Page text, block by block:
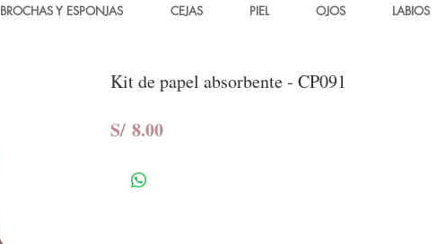
BROCHAS Y ESPONJAS CEJAS PIEL OJOS LABIOS
Kit de papel absorbente - CP091
S/ 8.00Precio